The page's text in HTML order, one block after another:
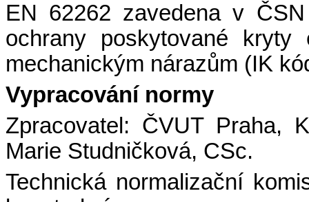
EN 62262 zavedena v
ochrany poskytované
mechanickým nárazům (IK
Vypracování normy
Zpracovatel: ČVUT Praha,
Marie Studničková, CSc.
Technická normalizační